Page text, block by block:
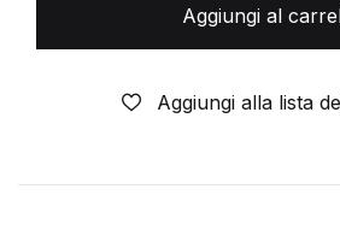
Aggiungi al
Aggiungi alla lista